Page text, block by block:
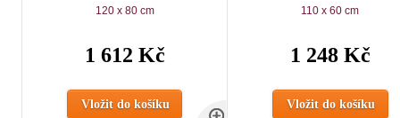
120 x 80 cm
1 612 Kč
Vložit do košíku
110 x 60 cm
1 248 Kč
Vložit do košíku